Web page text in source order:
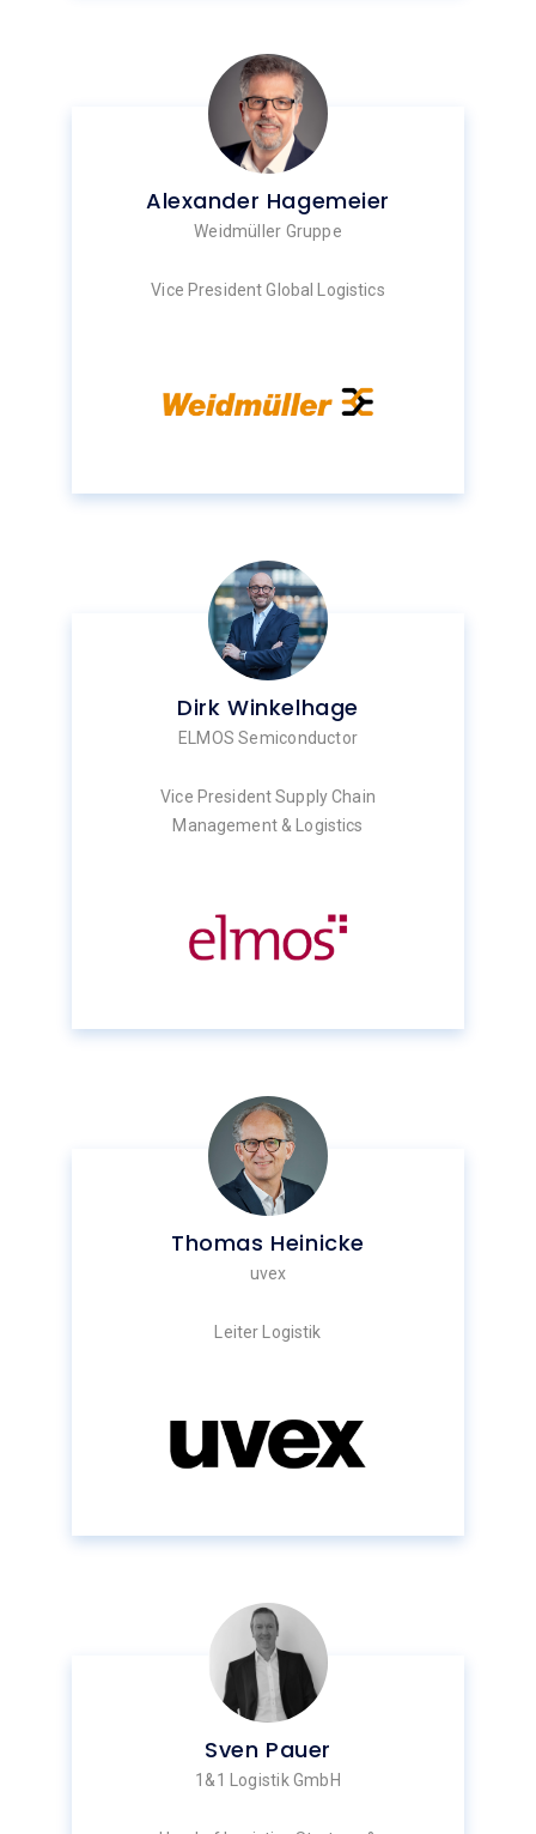
Alexander Hagemeier
Weidmüller Gruppe
Vice President Global Logistics
Dirk Winkelhage
ELMOS Semiconductor
Vice President Supply Chain
Management & Logistics
Thomas Heinicke
uvex
Leiter Logistik
Sven Pauer
1&1 Logistik GmbH